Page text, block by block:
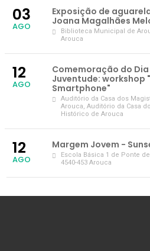
03
AGO
Exposição de
Joana Magalhães
Biblioteca Municipal de
Arouca
12
AGO
Comemoração do
Juventude: workshop
Smartphone"
Auditório da Casa dos
Arouca, Auditório da Casa
Histórico de Arouca
12
AGO
Margem Jovem -
Escola Básica 1 de Ponte
4540-453 Arouca